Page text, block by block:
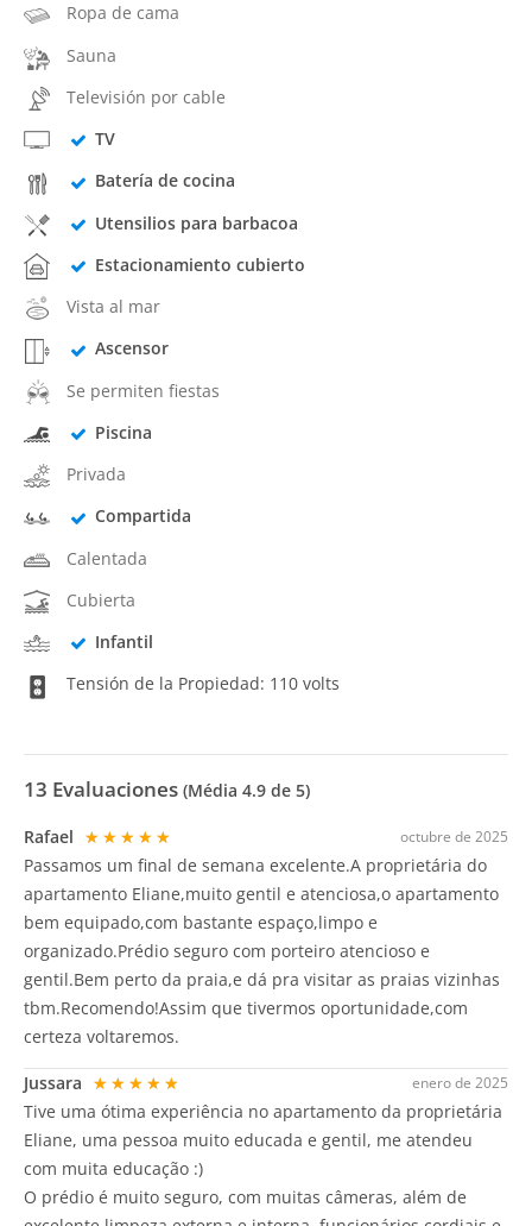
Ropa de cama
Sauna
Televisión por cable
TV
Batería de cocina
Utensilios para barbacoa
Estacionamiento cubierto
Vista al mar
Ascensor
Se permiten fiestas
Piscina
Privada
Compartida
Calentada
Cubierta
Infantil
Tensión de la Propiedad: 110 volts
13 Evaluaciones (Média 4.9 de 5)
octubre de 2025
Rafael ★★★★★
Passamos um final de semana excelente.A proprietária do
apartamento Eliane,muito gentil e atenciosa,o apartamento
bem equipado,com bastante espaço,limpo e
organizado.Prédio seguro com porteiro atencioso e
gentil.Bem perto da praia,e dá pra visitar as praias vizinhas
tbm.Recomendo!Assim que tivermos oportunidade,com
certeza voltaremos.
enero de 2025
Jussara ★★★★★
Tive uma ótima experiência no apartamento da proprietária
Eliane, uma pessoa muito educada e gentil, me atendeu
com muita educação :)
O prédio é muito seguro, com muitas câmeras, além de